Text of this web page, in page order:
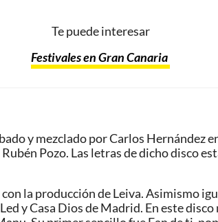
Te puede interesar
Festivales en Gran Canaria
y mezclado por Carlos Hernández
Pozo. Las letras de dicho disco
la producción de Leiva. Asimismo
y Casa Dios de Madrid. En este